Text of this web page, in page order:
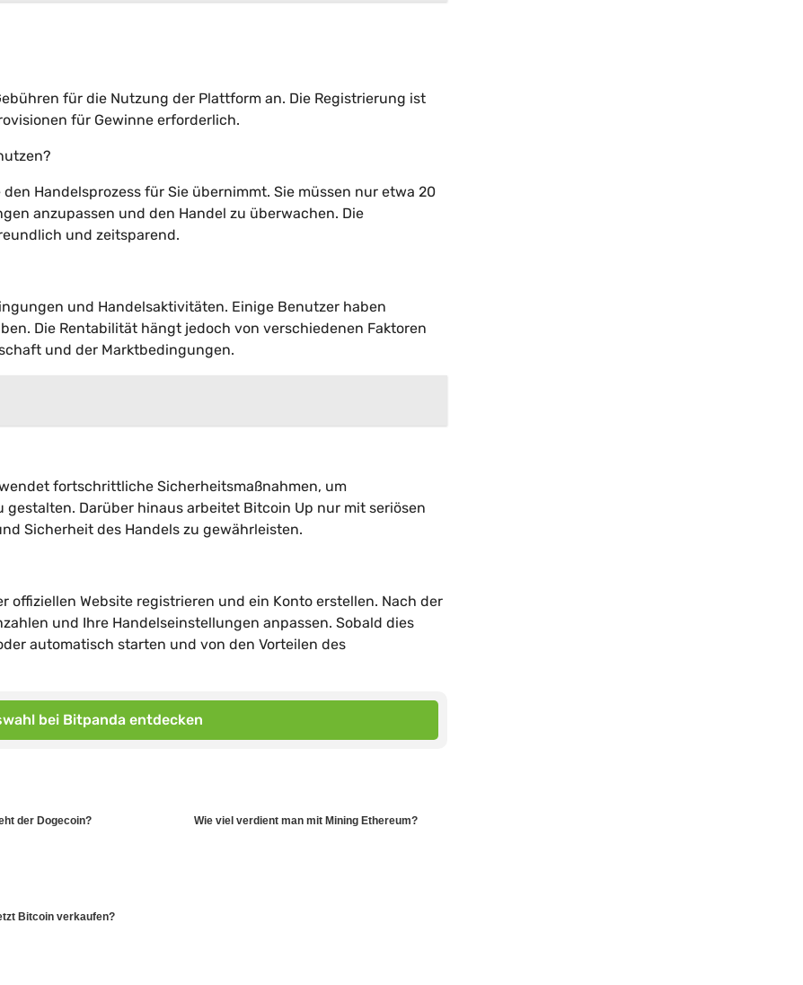
für die Nutzung der Plattform an. Die Registrierung ist
für Gewinne erforderlich.
Handelsprozess für Sie übernimmt. Sie müssen nur etwa 20
anzupassen und den Handel zu überwachen. Die
und zeitsparend.
und Handelsaktivitäten. Einige Benutzer haben
Die Rentabilität hängt jedoch von verschiedenen Faktoren
und der Marktbedingungen.
fortschrittliche Sicherheitsmaßnahmen, um
Darüber hinaus arbeitet Bitcoin Up nur mit seriösen
Sicherheit des Handels zu gewährleisten.
offiziellen Website registrieren und ein Konto erstellen. Nach der
und Ihre Handelseinstellungen anpassen. Sobald dies
automatisch starten und von den Vorteilen des
bei Bitpanda entdecken
der Dogecoin? Wie viel verdient man mit Mining Ethereum?
Bitcoin verkaufen?